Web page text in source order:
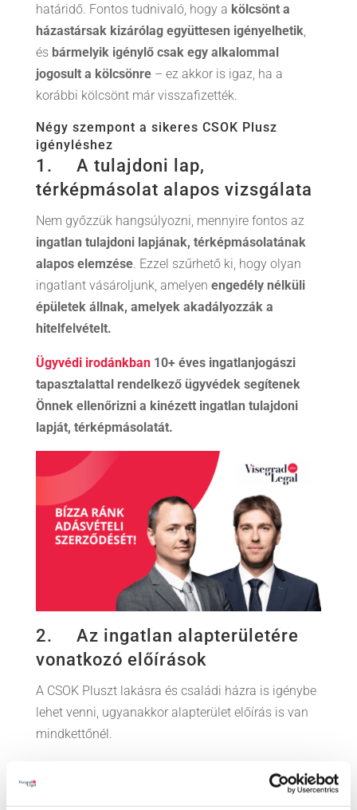
határidő. Fontos tudnivaló, hogy a kölcsönt a
házastársak kizárólag együttesen igényelhetik
és bármelyik igénylő csak egy alkalommal
jogosult a kölcsönre – ez akkor is igaz, ha a
korábbi kölcsönt már visszafizették.
Négy szempont a sikeres CSOK Plusz
igényléshez
1. A tulajdoni lap,
térképmásolat alapos vizsgálata
Nem győzzük hangsúlyozni, mennyire fontos az
ingatlan tulajdoni lapjának, térképmásolatának
alapos elemzése. Ezzel szűrhető ki, hogy olyan
ingatlant vásároljunk, amelyen engedély nélküli
épületek állnak, amelyek akadályozzák a
hitelfelvételt.
Ügyvédi irodánkban10+ éves ingatlanjogászi
tapasztalattal rendelkező ügyvédek segítenek
Önnek ellenőrizni a kinézett ingatlan tulajdoni
lapját, térképmásolatát.
2. Az ingatlan alapterületére
vonatkozó előírások
A CSOK Pluszt lakásra és családi házra is igénybe
lehet venni, ugyanakkor alapterület előírás is van
mindkettőnél.